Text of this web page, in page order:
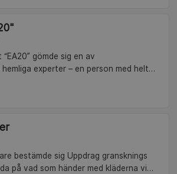
gömde sig en av
experter – en person med helt
bestämde sig Uppdrag gransknings
på vad som händer med kläderna vi